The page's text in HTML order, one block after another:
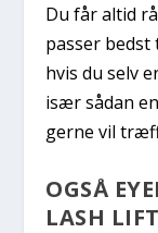
Du får altid
passer
hvis du selv
især sådan
gerne vil
OGSÅ
LASH LIFT